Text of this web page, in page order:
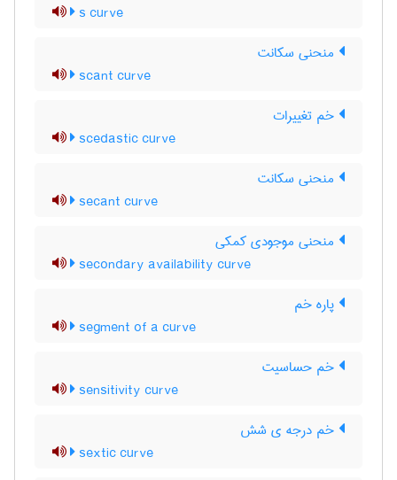
s curve
منحنی سکانت
scant curve
خم تغییرات
scedastic curve
منحنی سکانت
secant curve
منحنی موجودی کمکی
secondary availability curve
پاره خم
segment of a curve
خم حساسیت
sensitivity curve
خم درجه ی شش
sextic curve